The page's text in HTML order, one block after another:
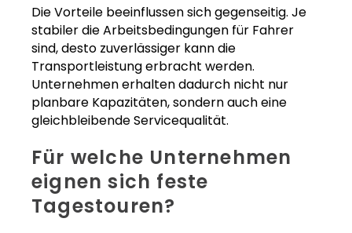
Die Vorteile beeinflussen sich gegenseitig. Je
stabiler die Arbeitsbedingungen für Fahrer
sind, desto zuverlässiger kann die
Transportleistung erbracht werden.
Unternehmen erhalten dadurch nicht nur
planbare Kapazitäten, sondern auch eine
gleichbleibende Servicequalität.
Für welche Unternehmen
eignen sich feste
Tagestouren?